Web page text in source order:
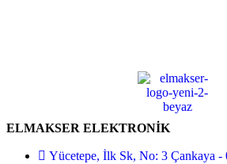
ELMAKSER ELEKTRONİK
Yücetepe, İlk Sk, No: 3 Çankaya -